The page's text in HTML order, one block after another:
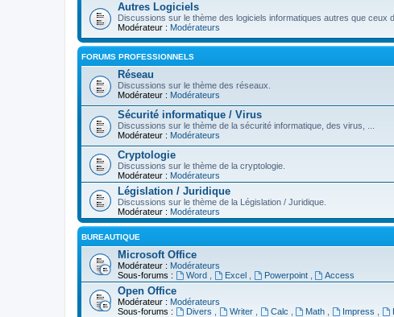
Autres Logiciels
Discussions sur le thème des logiciels informatiques autres que ceux
Modérateur : Modérateurs
FORUMS PROFESSIONNELS
Réseau
Discussions sur le thème des réseaux.
Modérateur : Modérateurs
Sécurité informatique / Virus
Discussions sur le thème de la sécurité informatique, des virus, ...
Modérateur : Modérateurs
Cryptologie
Discussions sur le thème de la cryptologie.
Modérateur : Modérateurs
Législation / Juridique
Discussions sur le thème de la Législation / Juridique.
Modérateur : Modérateurs
BUREAUTIQUE
Microsoft Office
Modérateur : Modérateurs
Sous-forums :
Word Excel Powerpoint Access
Open Office
Modérateur : Modérateurs
Sous-forums :
Divers Writer Calc Math Impress